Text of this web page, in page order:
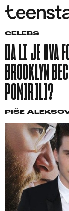
CELEBS
DA LI JE OVA
BROOKLYN
POMIRILI?
PIŠE